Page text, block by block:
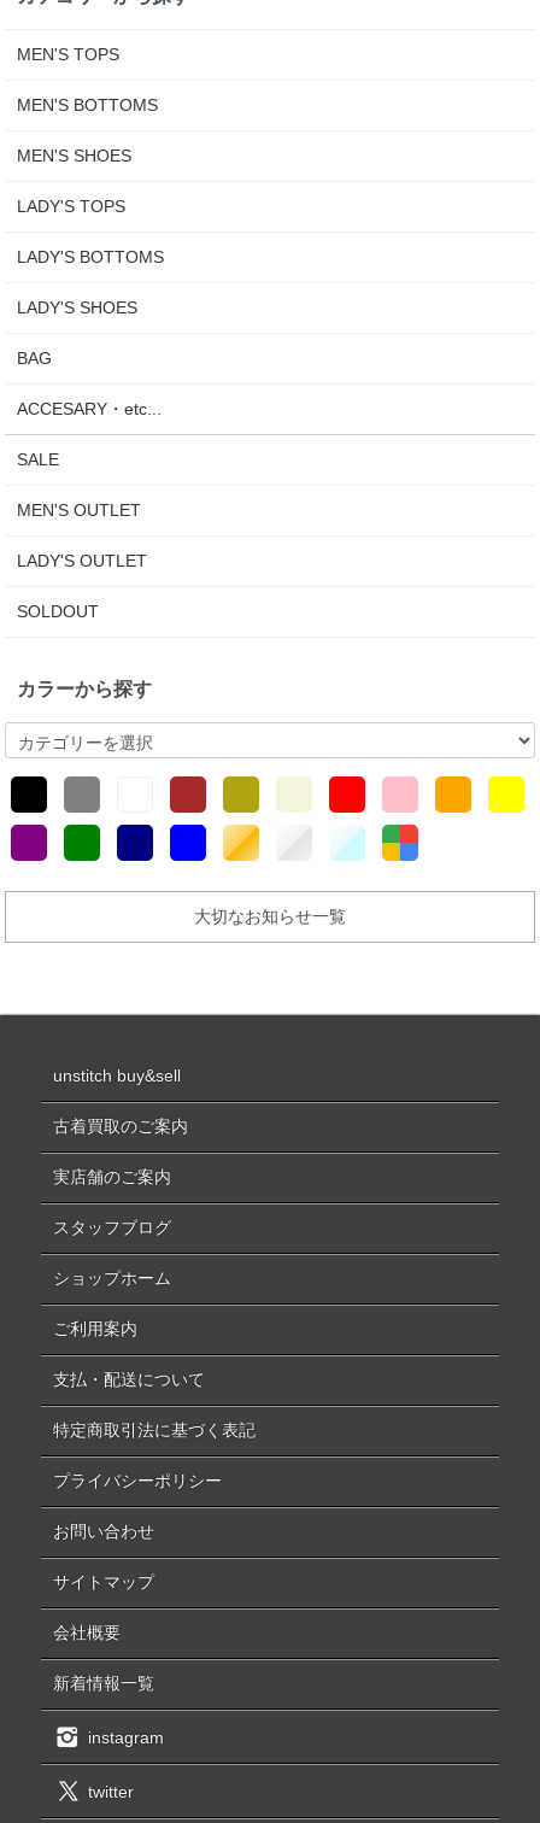
MEN'S TOPS
MEN'S BOTTOMS
MEN'S SHOES
LADY'S TOPS
LADY'S BOTTOMS
LADY'S SHOES
BAG
ACCESARY・etc...
SALE
MEN'S OUTLET
LADY'S OUTLET
SOLDOUT
カラーから探す
大切なお知らせ一覧
unstitch buy&sell
古着買取のご案内
実店舗のご案内
スタッフブログ
ショップホーム
ご利用案内
支払・配送について
特定商取引法に基づく表記
プライバシーポリシー
お問い合わせ
サイトマップ
会社概要
新着情報一覧
instagram
twitter